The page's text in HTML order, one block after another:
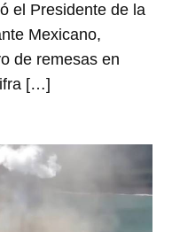
el Presidente de la
Mexicano,
de remesas en
[…]